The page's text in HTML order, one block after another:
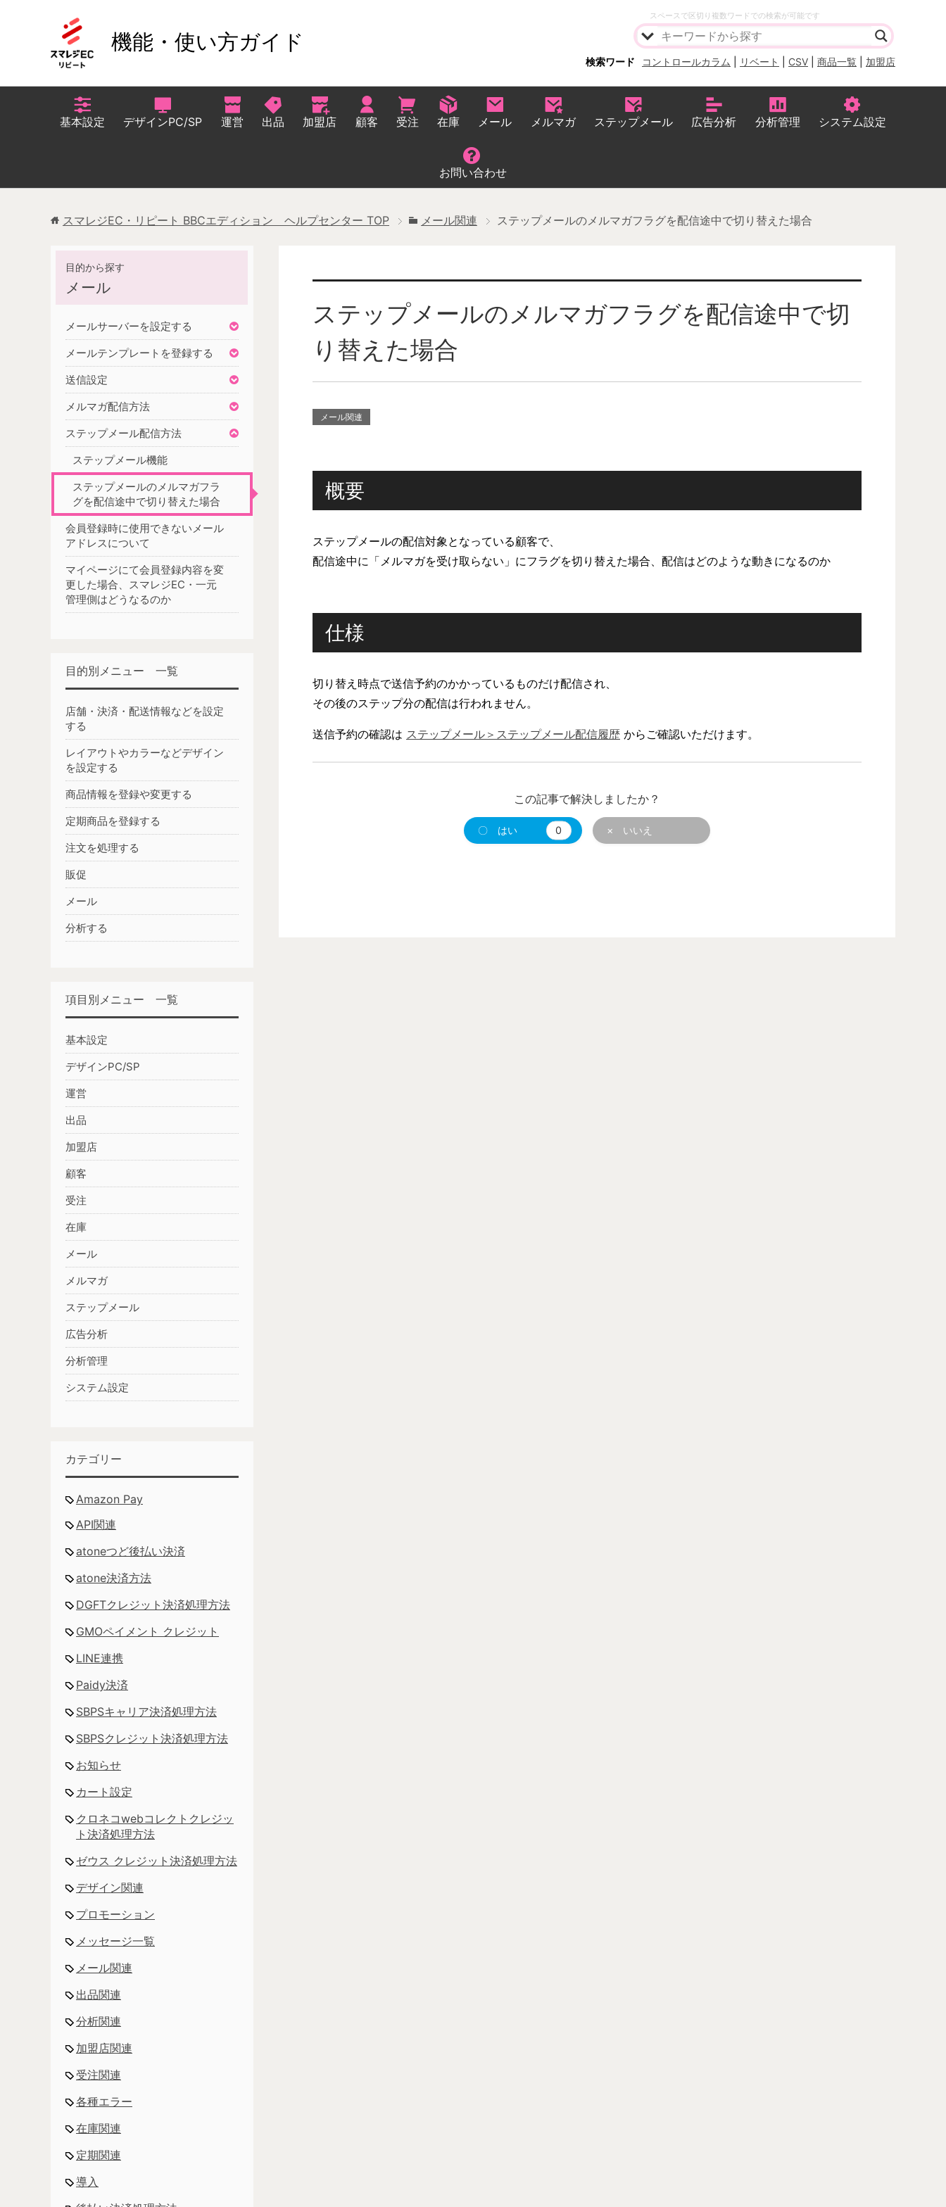
機能・使い方ガイド
スペースで区切り複数ワードでの検索が可能です
検索ワード コントロールカラム リベート CSV 商品一覧 加盟店
基本設定 デザインPC/SP 運営 出品 加盟店 顧客 受注 在庫 メール メルマガ ステップメール 広告分析 分析管理 システム設定
お問い合わせ
スマレジEC・リピート BBCエディション ヘルプセンター TOP メール関連 ステップメールのメルマガフラグを配信途中で切り替えた場合
ステップメールのメルマガフラグを配信途中で切
り替えた場合
メール関連
概要
ステップメールの配信対象となっている顧客で、
配信途中に「メルマガを受け取らない」にフラグを切り替えた場合、配信はどのような動きになるのか
仕様
切り替え時点で送信予約のかかっているものだけ配信され、
その後のステップ分の配信は行われません。
送信予約の確認は ステップメール＞ステップメール配信履歴 からご確認いただけます。
この記事で解決しましたか？
〇 はい 0 × いいえ
メール
メールサーバーを設定する
メールテンプレートを登録する
送信設定
メルマガ配信方法
ステップメール配信方法
ステップメール機能
ステップメールのメルマガフラ
グを配信途中で切り替えた場合
会員登録時に使用できないメール
アドレスについて
マイページにて会員登録内容を変
更した場合、スマレジEC・一元
管理側はどうなるのか
目的別メニュー 一覧
店舗・決済・配送情報などを設定
する
レイアウトやカラーなどデザイン
を設定する
商品情報を登録や変更する
定期商品を登録する
注文を処理する
販促
メール
分析する
項目別メニュー 一覧
基本設定
デザインPC/SP
運営
出品
加盟店
顧客
受注
在庫
メール
メルマガ
ステップメール
広告分析
分析管理
システム設定
カテゴリー
Amazon Pay
API関連
atoneつど後払い決済
atone決済方法
DGFTクレジット決済処理方法
GMOペイメント クレジット
LINE連携
Paidy決済
SBPSキャリア決済処理方法
SBPSクレジット決済処理方法
お知らせ
カート設定
クロネコwebコレクトクレジッ
ト決済処理方法
ゼウス クレジット決済処理方法
デザイン関連
プロモーション
メッセージ一覧
メール関連
出品関連
分析関連
加盟店関連
受注関連
各種エラー
在庫関連
定期関連
導入